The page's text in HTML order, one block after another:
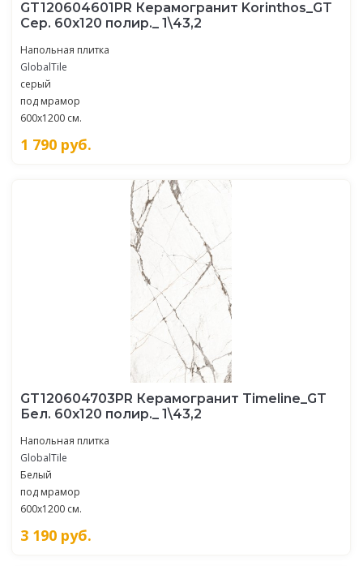
GT120604601PR Керамогранит Korinthos_GT
Сер. 60x120 полир._ 1\43,2
Напольная плитка
GlobalTile
серый
под мрамор
600x1200 см.
1 790 руб.
GT120604703PR Керамогранит Timeline_GT
Бел. 60x120 полир._ 1\43,2
Напольная плитка
GlobalTile
Белый
под мрамор
600x1200 см.
3 190 руб.